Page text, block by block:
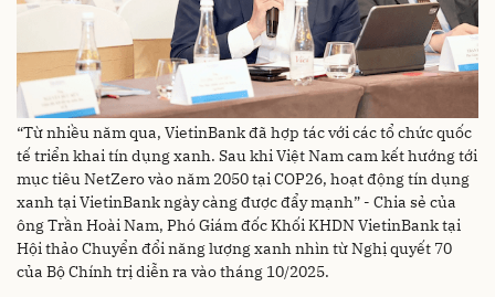
“Từ nhiều năm qua, VietinBank đã hợp tác với các tổ chức quốc
tế triển khai tín dụng xanh. Sau khi Việt Nam cam kết hướng tới
mục tiêu NetZero vào năm 2050 tại COP26, hoạt động tín dụng
xanh tại VietinBank ngày càng được đẩy mạnh” - Chia sẻ của
ông Trần Hoài Nam, Phó Giám đốc Khối KHDN VietinBank tại
Hội thảo Chuyển đổi năng lượng xanh nhìn từ Nghị quyết 70
của Bộ Chính trị diễn ra vào tháng 10/2025.